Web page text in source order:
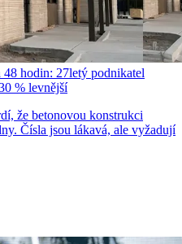
hodin: 27letý podnikatel
% levnější
že betonovou konstrukci
Čísla jsou lákavá, ale vyžadují